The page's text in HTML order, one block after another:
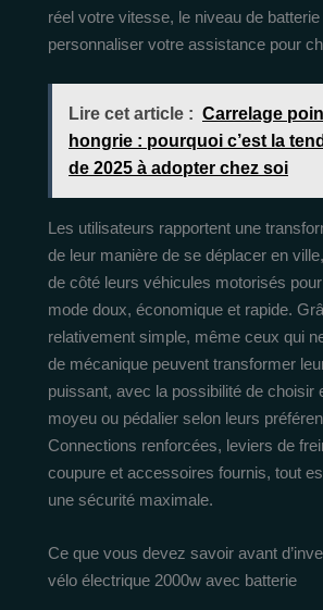
réel votre vitesse, le niveau de
personnaliser votre assistance pour
Lire cet article : Carrelage
hongrie : pourquoi c’est la
de 2025 à adopter chez soi
Les utilisateurs rapportent une
de leur manière de se déplacer en
de côté leurs véhicules motorisés
mode doux, économique et rapide.
relativement simple, même ceux qui
de mécanique peuvent transformer
puissant, avec la possibilité de choisir
moyeu ou pédalier selon leurs
Connections renforcées, leviers de
coupure et accessoires fournis, tout
une sécurité maximale.
Ce que vous devez savoir avant
vélo électrique 2000w avec batterie